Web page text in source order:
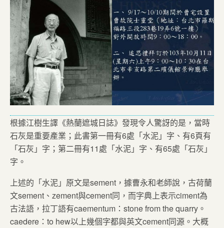
根據江樹生譯《熱蘭遮城日誌》發現令人驚訝的是，當時
石灰是重要產業；此書第一冊有6處「水泥」字、有6頁有
「石灰」字；第二冊有11處「水泥」字、有65處「石灰」
字。
上述的「水泥」原文是sement，據曹永和老師說，古荷蘭
文sement、zement與cement同，而字典上表示ciment為
古法語，拉丁語有caementum：stone from the quarry。
caedere：to hew以上幾個字都與英文cement同源。大概